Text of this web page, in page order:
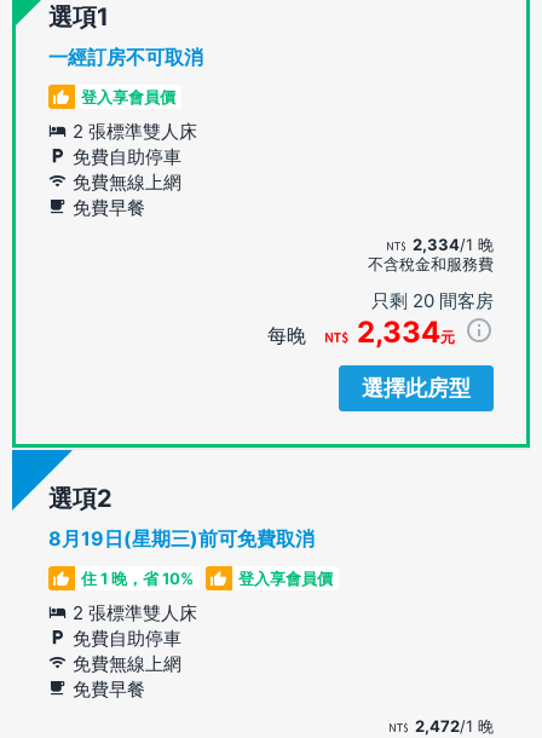
選項
一經訂房不可取消
登入享會員價
2 張標準雙人床
免費自助停車
免費無線上網
免費早餐
2,334/1 晚
不含稅金和服務費
只剩 20 間客房
每晚 2,334元
選擇此房型
選項
8月19日(星期三)前可免費取消
住 1 晚，省 10% 登入享會員價
2 張標準雙人床
免費自助停車
免費無線上網
免費早餐
2,472/1 晚